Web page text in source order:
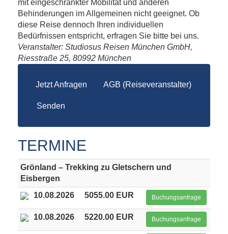
mit eingeschränkter Mobilität und anderen
Behinderungen im Allgemeinen nicht geeignet. Ob
diese Reise dennoch Ihren individuellen
Bedürfnissen entspricht, erfragen Sie bitte bei uns.
Veranstalter: Studiosus Reisen München GmbH,
Riesstraße 25, 80992 München
Jetzt Anfragen AGB (Reiseveranstalter)
Senden
TERMINE
Grönland – Trekking zu Gletschern und
Eisbergen
10.08.2026
5055.00 EUR Buchungsanfrage
10.08.2026 5220.00 EUR Buchungsanfrage